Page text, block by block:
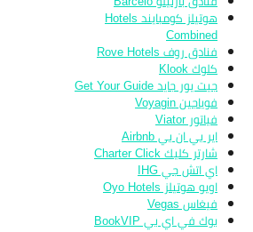
هوتيلز كومبايند Hotels
Combined
فنادق روف Rove Hotels
كلوك Klook
جيت يور جايد Get Your Guide
فوياجين Voyagin
فياتور Viator
اير بي ان بي Airbnb
شارتر كليك Charter Click
اي اتش جي IHG
اويو هوتيلز Oyo Hotels
فيغاس Vegas
بوك في اي بي BookVIP